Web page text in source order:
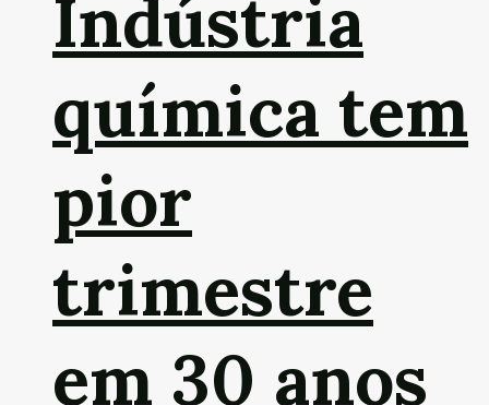
Indústria
química tem
pior
trimestre
em 30 anos